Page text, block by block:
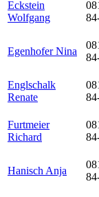
Eckstein
Wolfgang
Egenhofer Nina
Englschalk
Renate
Furtmeier
Richard
Hanisch Anja